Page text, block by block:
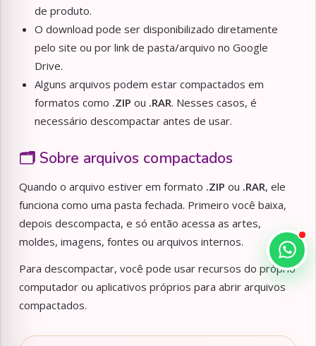
de produto.
O download pode ser disponibilizado diretamente
pelo site ou por link de pasta/arquivo no Google
Drive.
Alguns arquivos podem estar compactados em
formatos como .ZIP ou .RAR. Nesses casos, é
necessário descompactar antes de usar.
🗂️ Sobre arquivos compactados
Quando o arquivo estiver em formato .ZIP ou .RAR, ele
funciona como uma pasta fechada. Primeiro você baixa,
depois descompacta, e só então acessa as artes,
moldes, imagens, fontes ou arquivos internos.
Para descompactar, você pode usar recursos do próprio
computador ou aplicativos próprios para abrir arquivos
compactados.